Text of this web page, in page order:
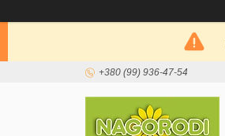
+380 (99) 936-47-54